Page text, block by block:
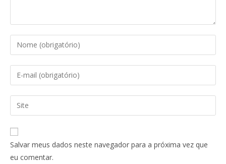
Salvar meus dados neste navegador para a próxima vez que
eu comentar.